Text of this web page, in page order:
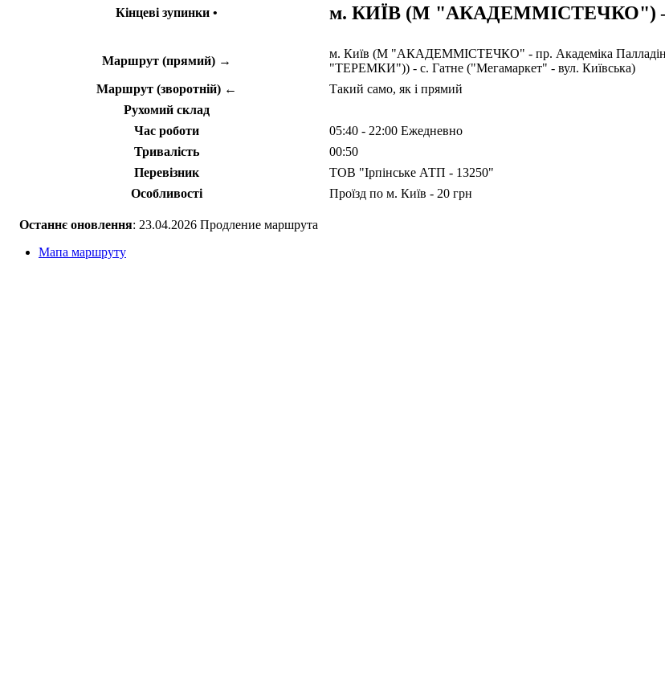
Кінцеві зупинки • м. КИЇВ (М "АКАДЕММІСТЕЧКО") —
Маршрут (прямий) →
м. Київ (М "АКАДЕММІСТЕЧКО" - пр. Академіка Палладіна
"ТЕРЕМКИ")) - с. Гатне ("Мегамаркет" - вул. Київська)
Маршрут (зворотній) ←
Такий само, як і прямий
Рухомий склад
Час роботи
05:40 - 22:00 Ежедневно
Тривалість
00:50
Перевізник
ТОВ "Ірпінське АТП - 13250"
Особливості
Проїзд по м. Київ - 20 грн
Останнє оновлення: 23.04.2026 Продление маршрута
Мапа маршруту